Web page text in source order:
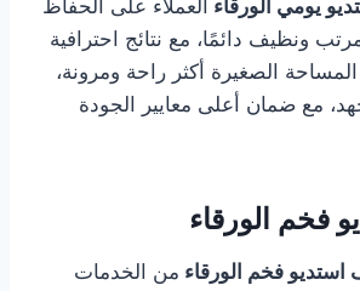
يومي الورقاء العملاء على الحفاظ
ونظيف دائمًا، مع نتائج احترافية
الصغيرة أكثر راحة ومرونة،
مع ضمان أعلى معايير الجودة
فخم الورقاء
استديو فخم الورقاء من الخدمات